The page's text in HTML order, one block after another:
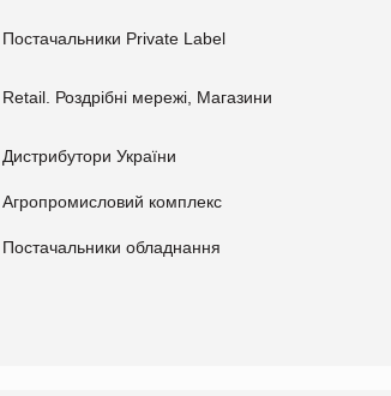
Постачальники Private Label
Retail. Роздрібні мережі, Магазини
Дистрибутори України
Агропромисловий комплекс
Постачальники обладнання